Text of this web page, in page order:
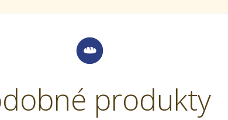
produkty